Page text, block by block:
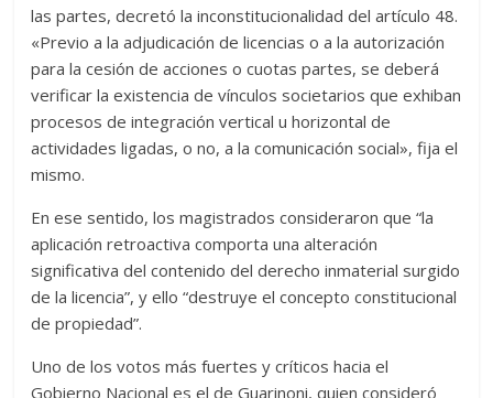
las partes, decretó la inconstitucionalidad del artículo 48.
«Previo a la adjudicación de licencias o a la autorización
para la cesión de acciones o cuotas partes, se deberá
verificar la existencia de vínculos societarios que exhiban
procesos de integración vertical u horizontal de
actividades ligadas, o no, a la comunicación social», fija el
mismo.
En ese sentido, los magistrados consideraron que “la
aplicación retroactiva comporta una alteración
significativa del contenido del derecho inmaterial surgido
de la licencia”, y ello “destruye el concepto constitucional
de propiedad”.
Uno de los votos más fuertes y críticos hacia el
Gobierno Nacional es el de Guarinoni, quien consideró